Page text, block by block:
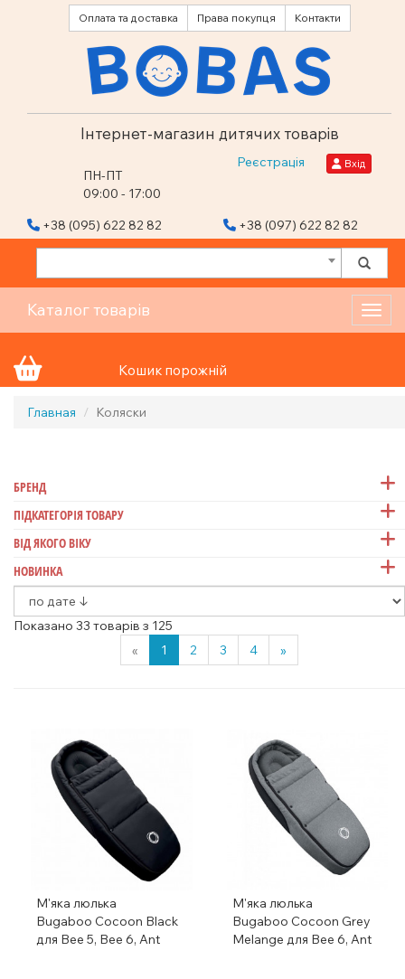
Оплата та доставка Права покупця Контакти
Інтернет-магазин дитячих товарів
ПН-ПТ
09:00 - 17:00
Реєстрація Вхід
+38 (095) 622 82 82 +38 (097) 622 82 82
Каталог товарів
Кошик порожній
Главная Коляски
БРЕНД
ПІДКАТЕГОРІЯ ТОВАРУ
ВІД ЯКОГО ВІКУ
НОВИНКА
Показано 33 товарів з 125
«
1 2 3 4 »
М'яка люлька
Bugaboo Cocoon Black
для Bee 5, Bee 6, Ant
М'яка люлька
Bugaboo Cocoon Grey
Melange для Bee 6, Ant